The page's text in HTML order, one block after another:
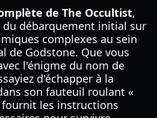
de The Occultist,
débarquement initial sur
complexes au sein
de Godstone. Que vous
l'énigme du nom de
d'échapper à la
son fauteuil roulant «
les instructions